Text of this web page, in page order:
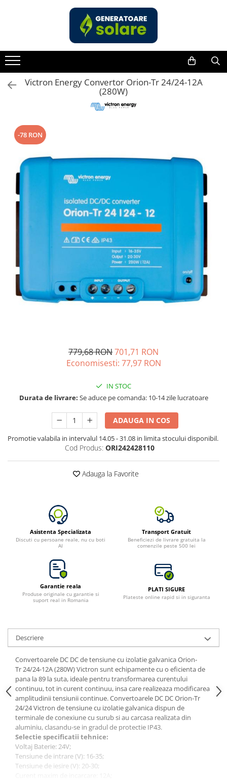
Acasa
Statii de Alimentare Portabile
Cauta dupa capacitate
Intre 2000-3000W
Peste 3000W
Bluetti
EcoFlow
Anker
Pecron
Vezi toate statiile
Accesorii Statii de Alimentare
Cauta dupa capacitate
Pana in 1000W
Intre 1000-2000W
Pecron
Toate generatoarele
Panouri Solare Pliabile
Cauta dupa marca
Toate panourile portabile
Kituri solare pentru balcon
Frigidere Portabile
Componente Fotovoltaice
Incarcatoare solare
Incarcatoare solare MPPT
Interfete si cabluri
Cabluri panouri fotovoltaice
Cabluri pentru echipamente
fotovoltaice
Protectii si izolatoare de baterii
Accesorii
Monitorizare si control
Convertoare DC - DC
Invertoare Off-grid
Incarcatoare de retea
Victron Energy Convertor Orion-Tr 24/24-12A
(280W)
-78 RON
779,68 RON701,71 RON
Economisesti: 77,97 RON
IN STOC
Durata de livrare: Se aduce pe comanda: 10-14 zile lucratoare
ADAUGA IN COS
Promotie valabila in intervalul 14.05 - 31.08 in limita stocului disponibil.
Cod Produs: ORI242428110
Adauga la Favorite
Asistenta Specializata
Discuti cu persoane reale, nu cu boti
AI
Transport Gratuit
Beneficiezi de livrare gratuita la
comenzile peste 500 lei
Garantie reala
Produse originale cu garantie si
suport real in Romania
PLATI SIGURE
Plateste online rapid si in siguranta
Descriere
Convertoarele DC DC de tensiune cu izolatie galvanica Orion-
Tr 24/24-12A (280W) Victron sunt echipamente cu o eficienta de
pana la 89 la suta, ideale pentru transformarea curentului
continuu, tot in curent continuu, insa care realizeaza modificarea
amplitudinii tensiunii continue. Convertoarele DC DC Orion-Tr
24/24 Victron de tensiune cu izolatie galvanica dispun de
terminale de conexiune cu surub si au carcasa realizata din
aluminiu, clasandu-se in gradul de protectie IP43.
Selectie specificatii tehnice:
Voltaj Baterie: 24V;
Tensiune de intrare (V): 16-35;
Tensiune de iesire (V): 20-30;